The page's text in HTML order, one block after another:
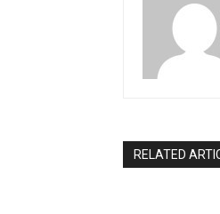
RELATED